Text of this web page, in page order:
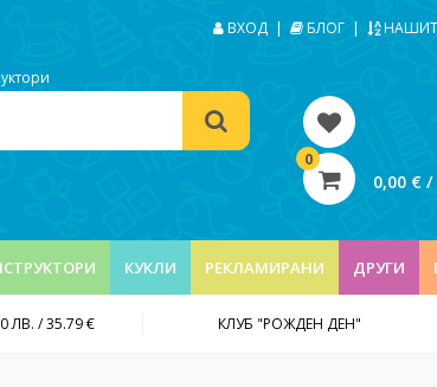
ВХОД | БЛОГ |
0
0,00 € /
КУКЛИ РЕКЛАМИРАНИ ДРУГИ
/ 35.79 € КЛУБ "РОЖДЕН ДЕН"